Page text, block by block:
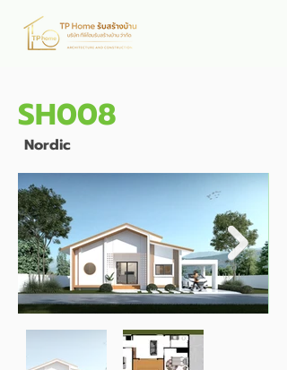
SH008
Nordic